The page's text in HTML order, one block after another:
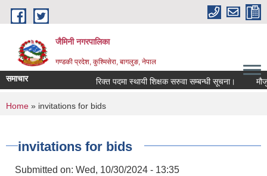
Skip to main content
जैमिनी नगरपालिका
गण्डकी प्रदेश, कुश्मिसेरा, बागलुङ, नेपाल
समाचार रिक्त पदमा स्थायी शिक्षक सरुवा सम्बन्धी सूचना।
You are here
Home » invitations for bids
invitations for bids
Submitted on: Wed, 10/30/2024 - 13:35